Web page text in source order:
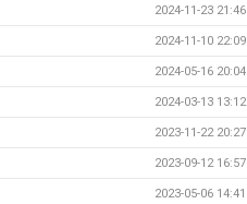
2024-11-23 21:46
2024-11-10 22:09
2024-05-16 20:04
2024-03-13 13:12
2023-11-22 20:27
2023-09-12 16:57
2023-05-06 14:41